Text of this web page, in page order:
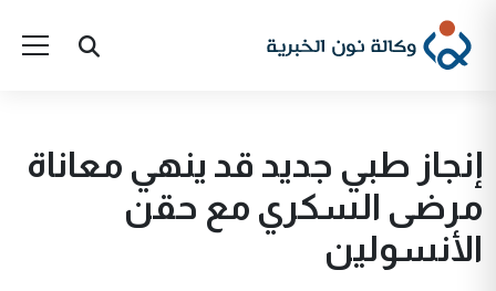
إنجاز طبي جديد قد ينهي معاناة
مرضى السكري مع حقن
الأنسولين